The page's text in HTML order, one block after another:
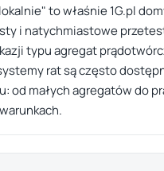
to właśnie 1G.pl
i natychmiastowe
typu agregat
rat są często
od małych agregatów do